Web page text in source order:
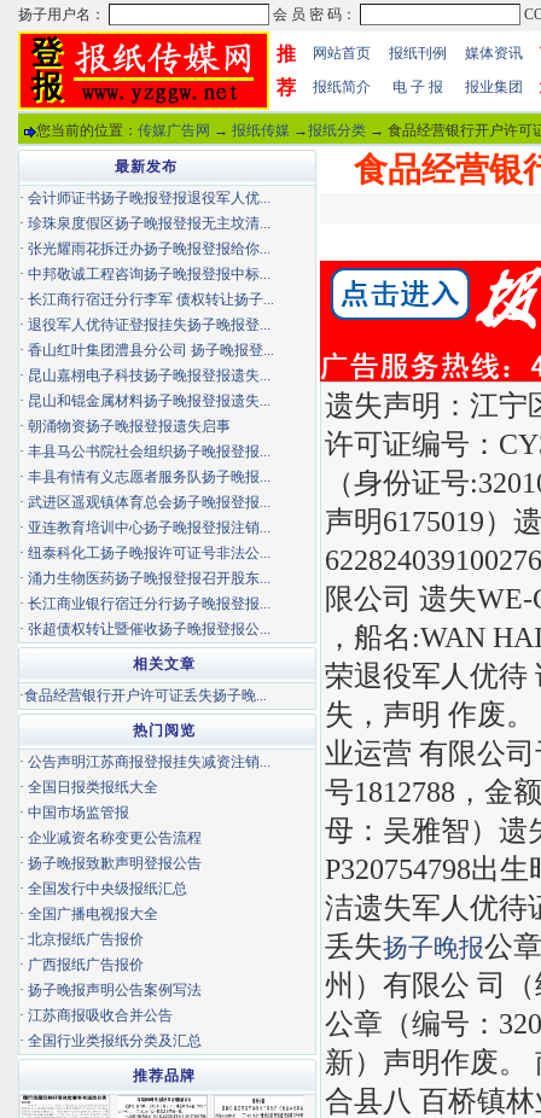
推
荐
网站首页 报纸刊例 媒体资讯
报纸简介 电 子 报 报业集团
您当前的位置： 传媒广告网 → 报纸传媒 →报纸分类 → 食品经营银行开户许可
食品经营银
遗失声明：江宁
许可证编号：
（身份证号
声明6175019）
限公司 遗失
，船名:WAN
荣退役军人优待
失，声明 作废
业运营 有限公
号1812788，金
母：吴雅智）遗
P320754798出
洁遗失军人优待
丢失扬子晚报公
州）有限公 司（
公章（编号：
新）声明作废。
合县八 百桥镇
最新发布
· 会计师证书扬子晚报登报退役军人优...
· 珍珠泉度假区扬子晚报登报无主坟清...
· 张光耀雨花拆迁办扬子晚报登报给你...
· 中邦敬诚工程咨询扬子晚报登报中标...
· 长江商行宿迁分行李军 债权转让扬子...
· 退役军人优待证登报挂失扬子晚报登...
· 香山红叶集团澧县分公司 扬子晚报登...
· 昆山嘉栩电子科技扬子晚报登报遗失...
· 昆山和锟金属材料扬子晚报登报遗失...
· 朝涌物资扬子晚报登报遗失启事
· 丰县马公书院社会组织扬子晚报登报...
· 丰县有情有义志愿者服务队扬子晚报...
· 武进区遥观镇体育总会扬子晚报登报...
· 亚连教育培训中心扬子晚报登报注销...
· 纽泰科化工扬子晚报许可证号非法公...
· 涌力生物医药扬子晚报登报召开股东...
· 长江商业银行宿迁分行扬子晚报登报...
· 张超债权转让暨催收扬子晚报登报公...
相关文章
·食品经营银行开户许可证丢失扬子晚...
热门阅览
· 公告声明江苏商报登报挂失减资注销...
· 全国日报类报纸大全
· 中国市场监管报
· 企业减资名称变更公告流程
· 扬子晚报致歉声明登报公告
· 全国发行中央级报纸汇总
· 全国广播电视报大全
· 北京报纸广告报价
· 广西报纸广告报价
· 扬子晚报声明公告案例写法
· 江苏商报吸收合并公告
· 全国行业类报纸分类及汇总
推荐品牌